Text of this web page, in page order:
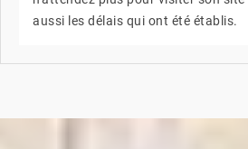
aussi les délais qui ont été établis.